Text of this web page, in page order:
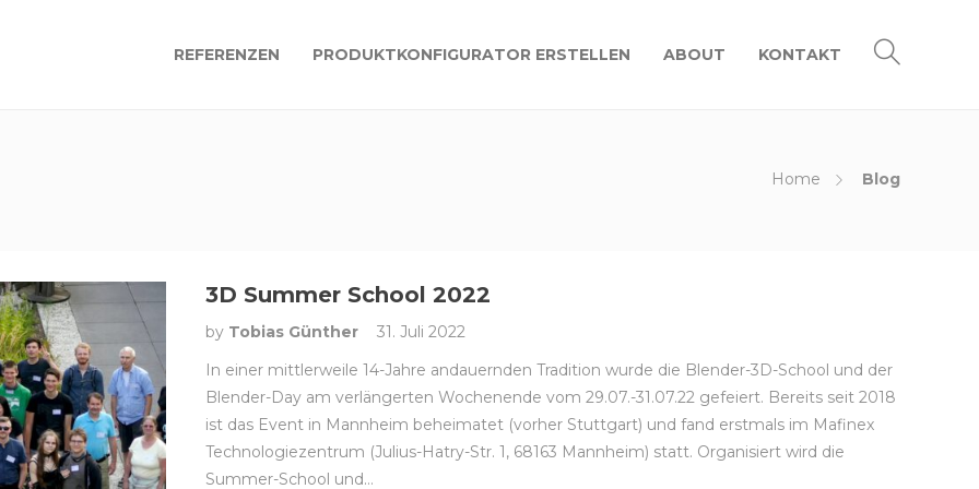
REFERENZEN PRODUKTKONFIGURATOR ERSTELLEN ABOUT KONTAKT
Home Blog
3D Summer School 2022
by Tobias Günther
31. Juli 2022
In einer mittlerweile 14-Jahre andauernden Tradition wurde die Blender-3D-School und der
Blender-Day am verlängerten Wochenende vom 29.07.-31.07.22 gefeiert. Bereits seit 2018
ist das Event in Mannheim beheimatet (vorher Stuttgart) und fand erstmals im Mafinex
Technologiezentrum (Julius-Hatry-Str. 1, 68163 Mannheim) statt. Organisiert wird die
Summer-School und…